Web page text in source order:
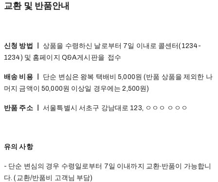
교환 및 반품안내
신청 방법 ㅣ상품을 수령하신 날로부터 7일 이내로 콜센터(1234-
1234) 및 홈페이지 Q&A게시판을 접수
배송 비용 ㅣ
단순 변심은 왕복 택배비 5,000원 (반품 상품을 제외한 나
머지 금액이 50,000원 이상일 경우에는 2,500원)
반품 주소 ㅣ서울특별시 서초구 강남대로 123, ㅇㅇㅇ ㅇㅇㅇ
유의 사항
- 단순 변심의 경우 수령일로부터 7일 이내까지 교환∙반품이 가능합니
다. (교환/반품비 고객님 부담)